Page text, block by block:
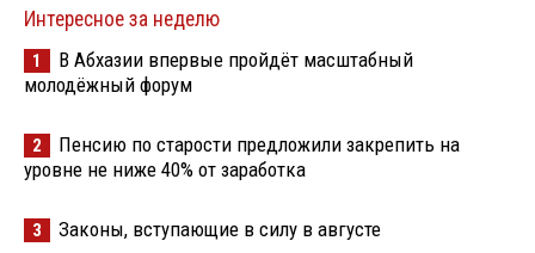
Интересное за неделю
1
В Абхазии впервые пройдёт масштабный
молодёжный форум
2
Пенсию по старости предложили закрепить на
уровне не ниже 40% от заработка
3 Законы, вступающие в силу в августе